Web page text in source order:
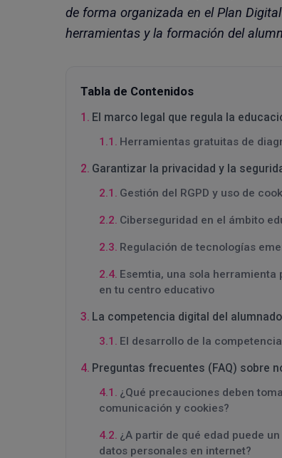
de forma organizada en el Plan
herramientas y la formación del
Tabla de Contenidos
El marco legal que regula la
Herramientas gratuitas de
Garantizar la privacidad y la
Gestión del RGPD y uso de
Ciberseguridad en el ámbito
Regulación de tecnologías
Esemtia, una sola
en tu centro educativo
La competencia digital del
El desarrollo de la
Preguntas frecuentes (FAQ) sobre
¿Qué precauciones deben
comunicación y cookies?
¿A partir de qué edad puede
datos personales en internet?